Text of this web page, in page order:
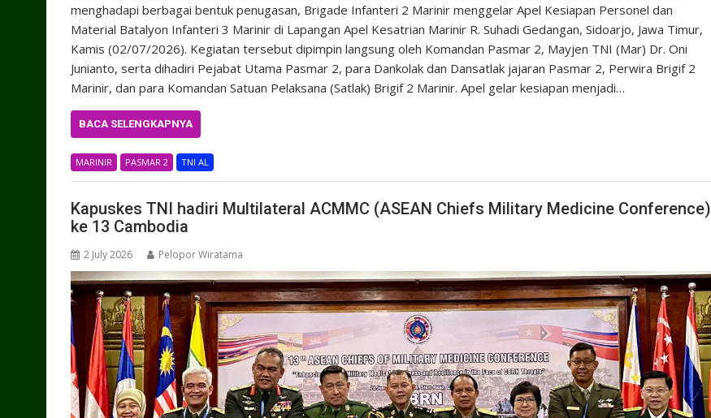
menghadapi berbagai bentuk penugasan, Brigade Infanteri 2 Marinir menggelar Apel Kesiapan Personel dan
Material Batalyon Infanteri 3 Marinir di Lapangan Apel Kesatrian Marinir R. Suhadi Gedangan, Sidoarjo, Jawa Timur,
Kamis (02/07/2026). Kegiatan tersebut dipimpin langsung oleh Komandan Pasmar 2, Mayjen TNI (Mar) Dr. Oni
Junianto, serta dihadiri Pejabat Utama Pasmar 2, para Dankolak dan Dansatlak jajaran Pasmar 2, Perwira Brigif 2
Marinir, dan para Komandan Satuan Pelaksana (Satlak) Brigif 2 Marinir. Apel gelar kesiapan menjadi…
BACA SELENGKAPNYA
MARINIR PASMAR 2 TNI AL
Kapuskes TNI hadiri Multilateral ACMMC (ASEAN Chiefs Military Medicine Conference)
ke 13 Cambodia
2 July 2026 Pelopor Wiratama